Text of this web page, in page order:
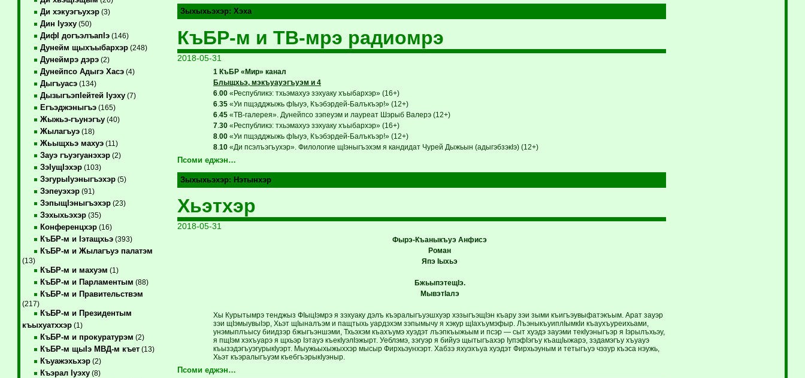
Ди хэкуэгъухэр(3)
Дин Iуэху(50)
ДифI догъэлъапIэ(146)
Дунейм щыхъыбархэр(248)
Дунеймрэ дэрэ(2)
Дунейпсо Адыгэ Хасэ(4)
Дыгъуасэ(134)
ДызыгъэпIейтей Iуэху(7)
Егъэджэныгъэ(165)
Жыжьэ-гъунэгъу(40)
Жылагъуэ(18)
Жьыщхьэ махуэ(11)
Зауэ гъуэгуанэхэр(2)
ЗэIущIэхэр(103)
ЗэгурыIуэныгъэхэр(5)
Зэпеуэхэр(91)
ЗэпыщIэныгъэхэр(23)
Зэхыхьэхэр(35)
Конференцхэр(16)
КъБР-м и Iэтащхьэ(393)
КъБР-м и Жылагъуэ палатэм
(13)
КъБР-м и махуэм (1)
КъБР-м и Парламентым (88)
КъБР-м и Правительствэм
(217)
КъБР-м и Президентым
къыхуатххэр(1)
КъБР-м и прокуратурэм (2)
КъБР-м щыIэ МВД-м къет(13)
Къуажэхьхэр(2)
Къэрал Iуэху(8)
Зыхыхьэхэр: Хэха
КъБР-м и ТВ-мрэ радиомрэ
2018-05-31
1 КъБР «Мир» канал
Блыщхьэ, мэкъуауэгъуэм и 4
6.00«Республикэ: тхьэмахуэ зэхуаку хъыбархэр» (16+)
6.35«Уи пщэдджыжь фIыуэ, Къэбэрдей-Балъкъэр!» (12+)
6.45«ТВ-галерея». Дунейпсо зэпеуэм и лауреат Шэрыб Валерэ (12+)
7.30«Республикэ: тхьэмахуэ зэхуаку хъыбархэр» (16+)
8.00«Уи пщэдджыжь фIыуэ, Къэбэрдей-Балъкъэр!» (12+)
8.10«Ди псэлъэгъухэр». Филологие щIэныгъэхэм я кандидат Чурей Дыжьын (адыгэбзэкIэ) (12+)
Псоми еджэн…
Зыхыхьэхэр: Нэтынхэр
Хьэтхэр
2018-05-31
Фырэ-Къаныкъуэ Анфисэ
Роман
Япэ Iыхьэ
БжьыпэтещIэ.
МывэтIалэ
Хы Курытымрэ тенджыз ФIыцIэмрэ я зэхуаку дэлъ къэралыгъуэшхуэр хэзыгъэщIэн къару зэи зыми къигъэувыфатэкъым. Арат зауэр
зэи щIэмыувыIэр, Хьэт щIыналъэм и пащтыхь уардэхэм зэпымычу я хэкур щIахъумэфыр. ЛъэныкъуиплIымкIи къаухъуреихьами,
унэмыплъысу биидзэр бжыгъэншэми, Тхьэхэм къахъумэ хуэдэт лъэпкъыжьым и псэр — сыт хуэдэ зауэми текIуэныгъэр я Iэрылъхьэу,
я пщIэм хэхъуарэ я щхьэр Iэтауэ къекIуэлIэжырт. Уеблэмэ, зэгуэр я бийуэ щытыгъахэр IупэфIэгъу къащIыжарэ, зэдамэгъу хъуауэ
къызэдэгъуэгурыкIуэрт. Мыужьыхыжыххэр мысыр Фирхьэунхэрт. Хабзэ яхуэхъуа хуэдэт Фирхьэуным и тетыгъуэ чэзур къэса нэужь,
Хьэт къэралыгъуэм къебгъэрыкIуэныр.
Псоми еджэн…